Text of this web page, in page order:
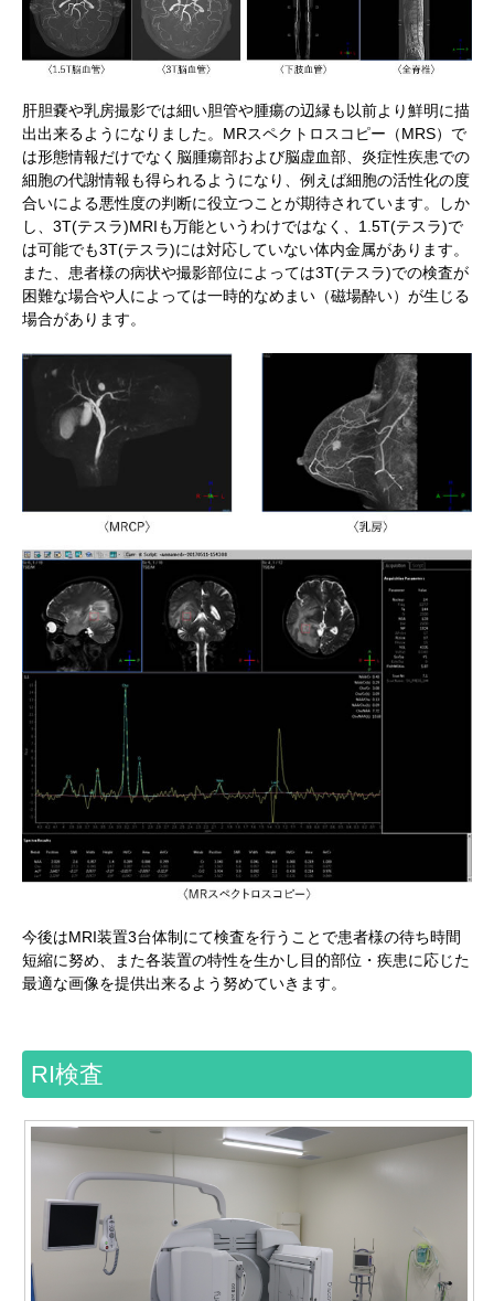
肝胆嚢や乳房撮影では細い胆管や腫瘍の辺縁も以前より鮮明に描
出出来るようになりました。MRスペクトロスコピー（MRS）で
は形態情報だけでなく脳腫瘍部および脳虚血部、炎症性疾患での
細胞の代謝情報も得られるようになり、例えば細胞の活性化の度
合いによる悪性度の判断に役立つことが期待されています。しか
し、3T(テスラ)MRIも万能というわけではなく、1.5T(テスラ)で
は可能でも3T(テスラ)には対応していない体内金属があります。
また、患者様の病状や撮影部位によっては3T(テスラ)での検査が
困難な場合や人によっては一時的なめまい（磁場酔い）が生じる
場合があります。
今後はMRI装置3台体制にて検査を行うことで患者様の待ち時間
短縮に努め、また各装置の特性を生かし目的部位・疾患に応じた
最適な画像を提供出来るよう努めていきます。
RI検査